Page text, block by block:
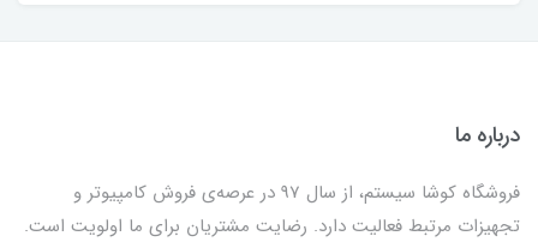
درباره ما
فروشگاه کوشا سیستم، از سال 97 در عرصه‌ی فروش کامپیوتر و
تجهیزات مرتبط فعالیت دارد. رضایت مشتریان برای ما اولویت است.